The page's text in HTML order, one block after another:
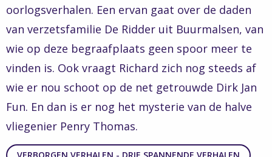
oorlogsverhalen. Een ervan gaat over de daden
van verzetsfamilie De Ridder uit Buurmalsen, van
wie op deze begraafplaats geen spoor meer te
vinden is. Ook vraagt Richard zich nog steeds af
wie er nou schoot op de net getrouwde Dirk Jan
Fun. En dan is er nog het mysterie van de halve
vliegenier Penry Thomas.